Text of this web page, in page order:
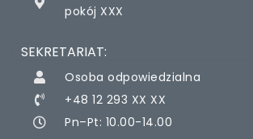
pokój XXX
SEKRETARIAT:
Osoba odpowiedzialna
+48 12 293 XX XX
Pn–Pt: 10.00-14.00